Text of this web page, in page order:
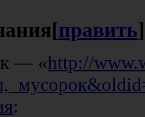
[править]
— «http://
: